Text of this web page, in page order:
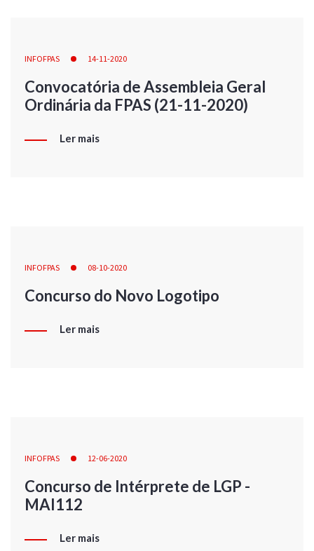
INFOFPAS 14-11-2020
Convocatória de Assembleia Geral
Ordinária da FPAS (21-11-2020)
Ler mais
INFOFPAS 08-10-2020
Concurso do Novo Logotipo
Ler mais
INFOFPAS 12-06-2020
Concurso de Intérprete de LGP -
MAI112
Ler mais